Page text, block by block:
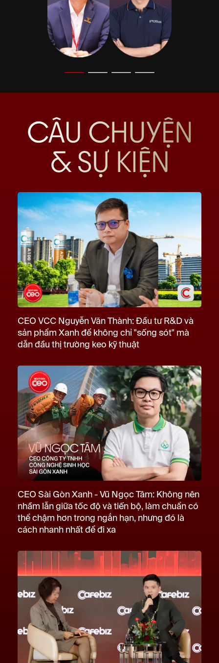
CEO VCC Nguyễn Văn Thành: Đầu tư R&D và
sản phẩm Xanh để không chỉ "sống sót" mà
dẫn đầu thị trường keo kỹ thuật
CEO Sài Gòn Xanh - Vũ Ngọc Tâm: Không nên
nhầm lẫn giữa tốc độ và tiến bộ, làm chuẩn có
thể chậm hơn trong ngắn hạn, nhưng đó là
cách nhanh nhất để đi xa